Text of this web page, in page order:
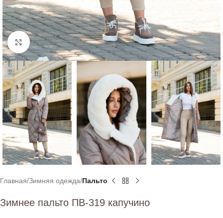
Click to enlarge
Главная Зимняя одежда Пальто
Зимнее пальто ПВ-319 капучино